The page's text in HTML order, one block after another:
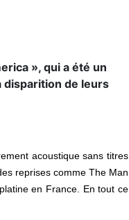
», qui a été un
disparition de leurs
acoustique sans titres
reprises comme The Man
en France. En tout ce